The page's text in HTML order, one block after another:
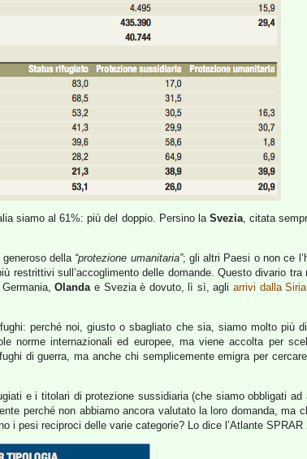
siamo al 61%: più del doppio. Persino laSvezia, citata
della “protezione umanitaria”; gli altri Paesi o non ce
sull’accoglimento delle domande. Questo divario tra
Germania,Olandae Svezia è dovuto, lì sì, agli arrivi dalla Siria
perché noi, giusto o sbagliato che sia, siamo molto più
norme internazionali ed europee, ma viene accolta per
di guerra, ma anche chi semplicemente emigra per
e i titolari di protezione sussidiaria (che siamo obbligati
perché non abbiamo ancora valutato la loro domanda, ma
i pesi reciproci delle varie categorie? Lo dice l’Atlante SPRAR